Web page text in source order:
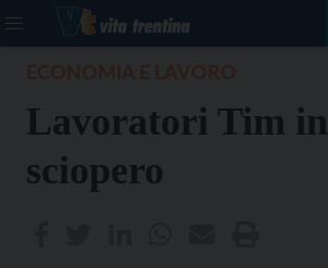
Lavoratori Tim in
sciopero